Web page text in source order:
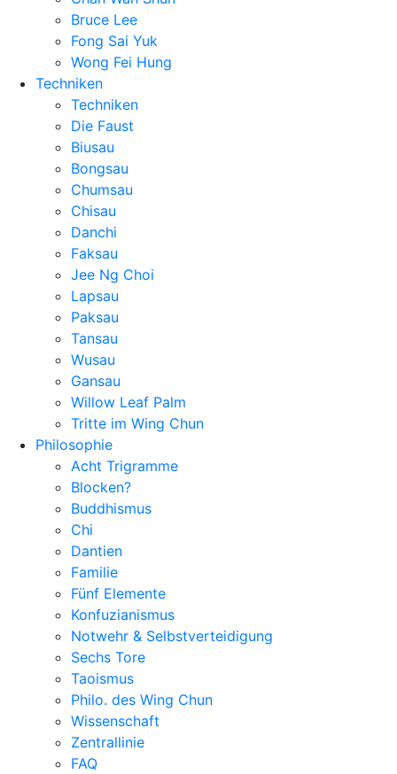
Bruce Lee
Fong Sai Yuk
Wong Fei Hung
Techniken
Techniken
Die Faust
Biusau
Bongsau
Chumsau
Chisau
Danchi
Faksau
Jee Ng Choi
Lapsau
Paksau
Tansau
Wusau
Gansau
Willow Leaf Palm
Tritte im Wing Chun
Philosophie
Acht Trigramme
Blocken?
Buddhismus
Chi
Dantien
Familie
Fünf Elemente
Konfuzianismus
Notwehr & Selbstverteidigung
Sechs Tore
Taoismus
Philo. des Wing Chun
Wissenschaft
Zentrallinie
FAQ